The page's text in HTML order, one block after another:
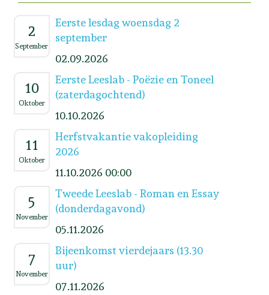
2
September
Eerste lesdag woensdag 2
september
02.09.2026
10
Oktober
Eerste Leeslab - Poëzie en Toneel
(zaterdagochtend)
10.10.2026
11
Oktober
Herfstvakantie vakopleiding
2026
11.10.2026 00:00
5
November
Tweede Leeslab - Roman en Essay
(donderdagavond)
05.11.2026
7
November
Bijeenkomst vierdejaars (13.30
uur)
07.11.2026